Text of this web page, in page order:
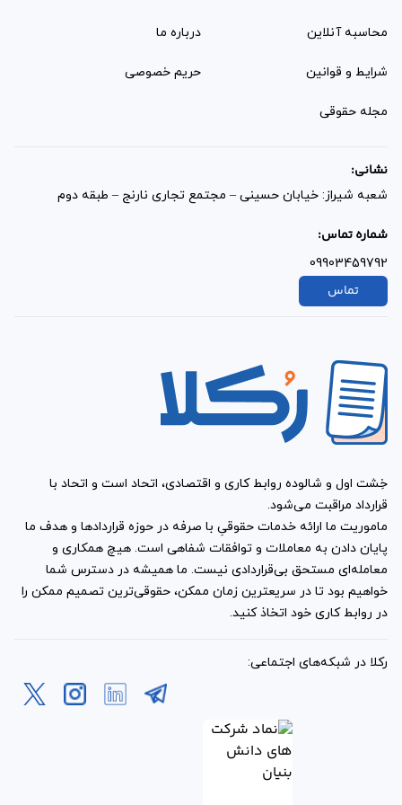
محاسبه آنلاین درباره ما
شرایط و قوانین حریم خصوصی
مجله حقوقی
نشانی:
شعبه شیراز: خیابان حسینی – مجتمع تجاری نارنج – طبقه دوم
شماره تماس:
09903459792
تماس
خِشت اول و شالوده روابط کاری و اقتصادی، اتحاد است و اتحاد با
قرارداد مراقبت می‌شود.
ماموریت ما ارائه خدمات حقوقیِ با صرفه در حوزه قراردادها و هدف ما
پایان دادن به معاملات و توافقات شفاهی است. هیچ همکاری و
معامله‌ای مستحق بی‌قراردادی نیست. ما همیشه در دسترس شما
خواهیم بود تا در سریعترین زمان ممکن، حقوقی‌ترین تصمیم ممکن را
در روابط کاری خود اتخاذ کنید.
رکلا در شبکه‌های اجتماعی: